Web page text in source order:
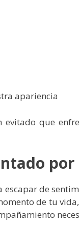
apariencia
evitado que
de
de tu